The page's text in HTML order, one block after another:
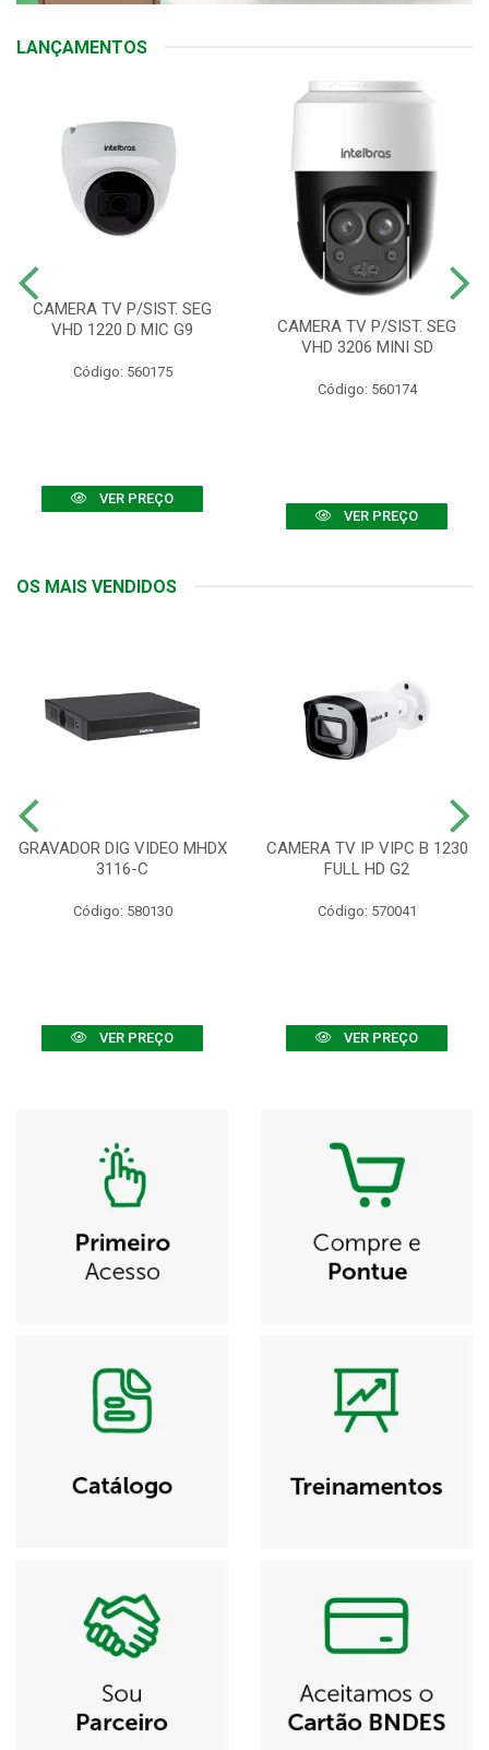
LANÇAMENTOS
CAMERA TV P/SIST. SEG
VHD 1220 D MIC G9
Código: 560175
VER PREÇO
CAMERA TV P/SIST. SEG
VHD 3206 MINI SD
Código: 560174
VER PREÇO
OS MAIS VENDIDOS
GRAVADOR DIG VIDEO MHDX
3116-C
Código: 580130
VER PREÇO
CAMERA TV IP VIPC B 1230
FULL HD G2
Código: 570041
VER PREÇO